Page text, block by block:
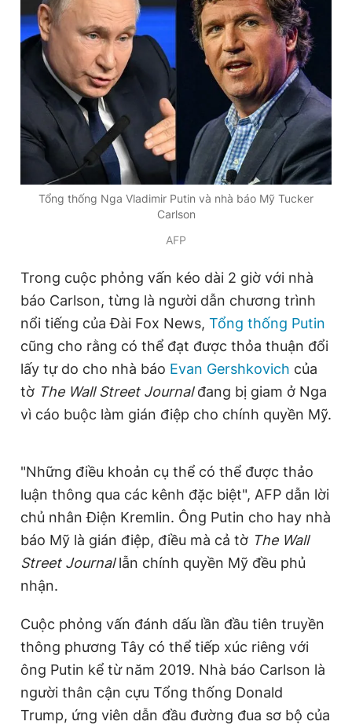
Thông tin tòa soạn Liên hệ quảng cáo
Đọc Thanh Niên trên điện thoại
Hotline
0906 645 777
Liên hệ quảng cáo
0908 780 404
Đặt báo Quảng cáo RSS Tòa soạn Chính sách bảo
Tổng biên tập: Nguyễn Ngọc Toàn
Phó tổng biên tập thường trực: Hải Thành
Phó tổng biên tập: Lâm Hiếu Dũng
Phó tổng biên tập: Trần Việt Hưng
Giấy phép xuất bản số 110/GP - BTTTT cấp ngày 24.3.2020
© 2003-2026 Bản quyền thuộc về Báo Thanh Niên. Cấm sao
chép dưới mọi hình thức nếu không có sự chấp thuận bằng văn
bản. Phát triển bởi ePi Technologies, JSC.
Tổng thống Nga Vladimir Putin và nhà báo Mỹ Tucker
Carlson
AFP
Trong cuộc phỏng vấn kéo dài 2 giờ với nhà
báo Carlson, từng là người dẫn chương trình
nổi tiếng của Đài Fox News, Tổng thống Putin
cũng cho rằng có thể đạt được thỏa thuận đổi
lấy tự do cho nhà báo Evan Gershkovich của
tờ The Wall Street Journalđang bị giam ở Nga
vì cáo buộc làm gián điệp cho chính quyền Mỹ.
"Những điều khoản cụ thể có thể được thảo
luận thông qua các kênh đặc biệt", AFP dẫn lời
chủ nhân Điện Kremlin. Ông Putin cho hay nhà
báo Mỹ là gián điệp, điều mà cả tờ The Wall
Street Journallẫn chính quyền Mỹ đều phủ
nhận.
Cuộc phỏng vấn đánh dấu lần đầu tiên truyền
thông phương Tây có thể tiếp xúc riêng với
ông Putin kể từ năm 2019. Nhà báo Carlson là
người thân cận cựu Tổng thống Donald
Trump, ứng viên dẫn đầu đường đua sơ bộ của